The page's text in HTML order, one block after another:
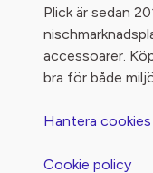
Plick är sedan
accessoarer.
bra för både
Hantera cookies
Cookie policy